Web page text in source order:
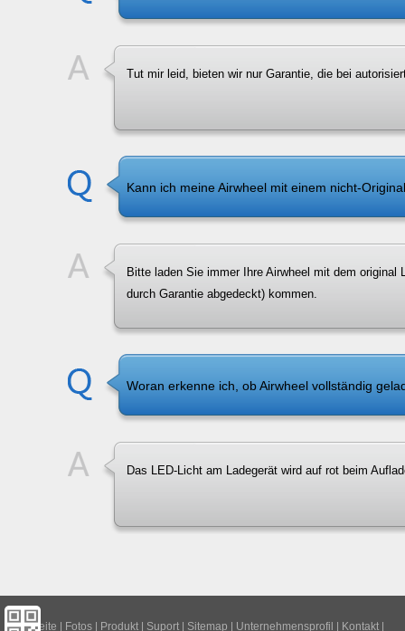
Tut mir leid, bieten wir nur Garantie, die bei
Kann ich meine Airwheel mit einem nicht-
Bitte laden Sie immer Ihre Airwheel mit dem
durch Garantie abgedeckt) kommen.
Woran erkenne ich, ob Airwheel vollständig
Das LED-Licht am Ladegerät wird auf rot beim
Hauptseite Fotos Produkt Suport Sitemap Unternehmensprofil Kontakt